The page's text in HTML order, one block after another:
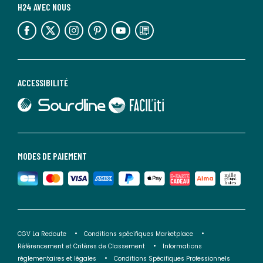
MODES DE PAIEMENT
ACCESSIBILITÉ
lien vers Sourdline
lien vers Faciliti
H24 AVEC NOUS
lien vers l'espace réseaux sociaux lien vers l'espace réseaux sociaux lien vers l'espace réseaux sociaux lien vers l'espace réseaux sociaux lien vers l'espace réseaux sociaux lien vers le blog la redoute
CGV La Redoute
Conditions spécifiques Marketplace
Référencement et Critères de Classement
Informations
réglementaires et légales
Conditions Spécifiques Professionnels